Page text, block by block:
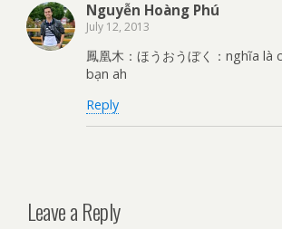
Nguyễn Hoàng Phú
July 12, 2013
鳳凰木：ほうおうぼく：nghĩa
bạn ah
Reply
Leave a Reply